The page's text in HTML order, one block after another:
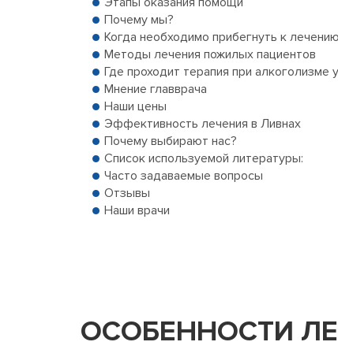
Почему мы?
Когда необходимо прибегнуть к
Методы лечения пожилых пациентов
Где проходит терапия при
Мнение главврача
Наши цены
Эффективность лечения в Ливнах
Почему выбирают нас?
Список используемой литературы:
Часто задаваемые вопросы
Отзывы
Наши врачи
ОСОБЕННОСТИ